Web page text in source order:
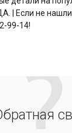
| Если не
99-14!